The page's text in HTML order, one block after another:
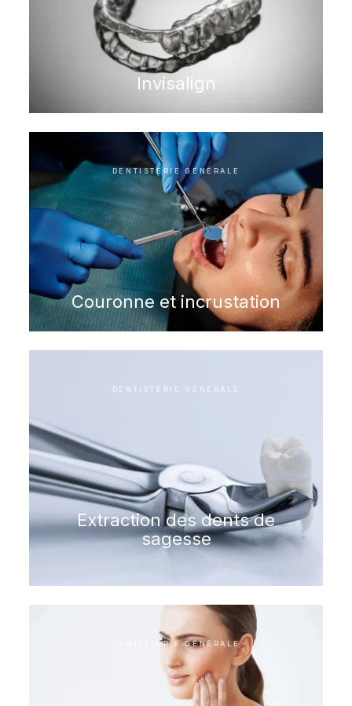
Invisalign
DENTISTERIE GÉNÉRALE
Couronne et incrustation
DENTISTERIE GÉNÉRALE
Extraction des dents de
sagesse
DENTISTERIE GÉNÉRALE